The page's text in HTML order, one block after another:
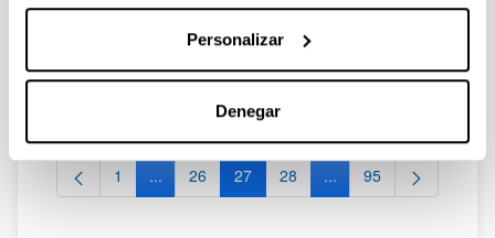
Personalizar
Denegar
2024
Los/las interesados/as de la UPV/EHU dispondrán de plazo
hasta el 3 de junio de 2024 para comunicar su intención de
participar en la convocatoria en la dirección e-mail
convocatoriasestatales.dgi@ehu.eus
Página
1 ...Páginas intermedias Use TAB para desplazarse.
Página
26 Página
27 Página
28 ...Páginas intermedias
Página
95